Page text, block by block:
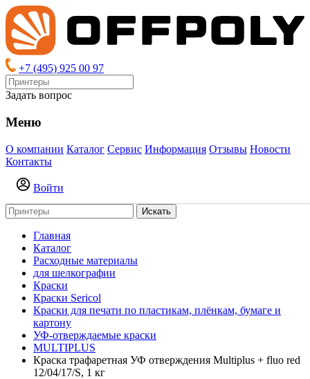
+7 (495) 925 00 97
Задать вопрос
Меню
О компании Каталог Сервис Информация Отзывы Новости
Контакты
Войти
Искать
Главная
Каталог
Расходные материалы
для шелкографии
Краски
Краски Sericol
Краски для печати по пластикам, плёнкам, бумаге и
картону
УФ-отверждаемые краски
MULTIPLUS
Краска трафаретная УФ отверждения Multiplus + fluo red
12/04/17/S, 1 кг